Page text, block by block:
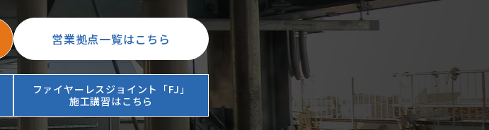
営業拠点一覧はこちら
ファイヤーレスジョイント「FJ」
施工講習はこちら